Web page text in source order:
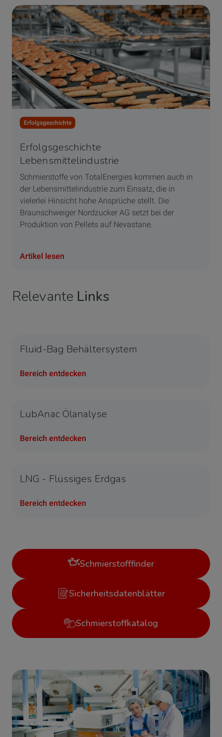
Erfolgsgeschichte
Erfolgsgeschichte
Lebensmittelindustrie
Schmierstoffe von TotalEnergies kommen auch in
der Lebensmittelindustrie zum Einsatz, die in
vielerlei Hinsicht hohe Ansprüche stellt. Die
Braunschweiger Nordzucker AG setzt bei der
Produktion von Pellets auf Nevastane.
Artikel lesen
Relevante Links
Fluid-Bag Behältersystem
Bereich entdecken
LubAnac Ölanalyse
Bereich entdecken
LNG - Flüssiges Erdgas
Bereich entdecken
Schmierstofffinder
Sicherheitsdatenblätter
Schmierstoffkatalog